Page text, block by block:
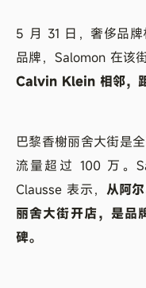
5 月 31 日，奢侈品
品牌，Salomon 在该
Calvin Klein 相邻，
巴黎香榭丽舍大街是
流量超过 100 万。
Clausse 表示， 从阿
丽舍大街开店，是品
碑。